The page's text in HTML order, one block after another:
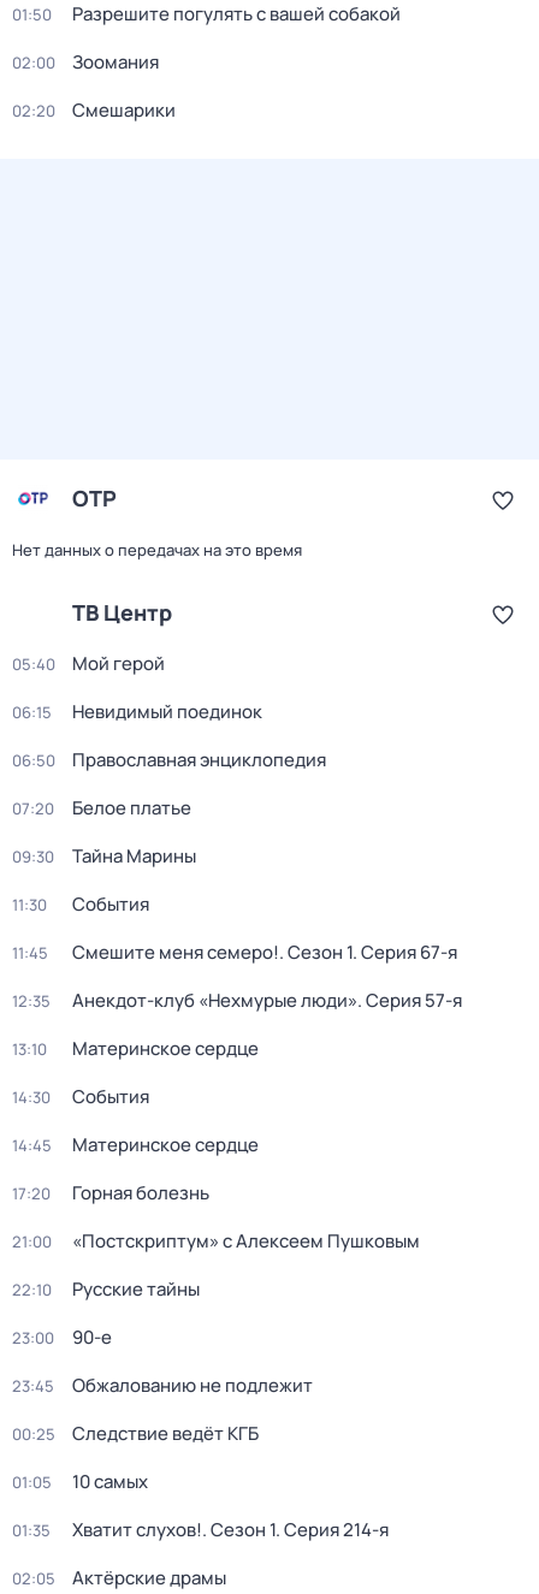
01:50 Разрешите погулять с вашей собакой
02:00 Зоомания
02:20 Смешарики
ОТР
Нет данных о передачах на это время
ТВ Центр
05:40 Мой герой
06:15 Невидимый поединок
06:50 Православная энциклопедия
07:20 Белое платье
09:30 Тайна Марины
11:30 События
11:45 Смешите меня семеро!. Сезон 1. Серия 67-я
12:35 Анекдот-клуб «Нехмурые люди». Серия 57-я
13:10 Материнское сердце
14:30 События
14:45 Материнское сердце
17:20 Горная болезнь
21:00 «Постскриптум» с Алексеем Пушковым
22:10 Русские тайны
23:00 90-е
23:45 Обжалованию не подлежит
00:25 Следствие ведёт КГБ
01:05 10 самых
01:35 Хватит слухов!. Сезон 1. Серия 214-я
02:05 Актёрские драмы